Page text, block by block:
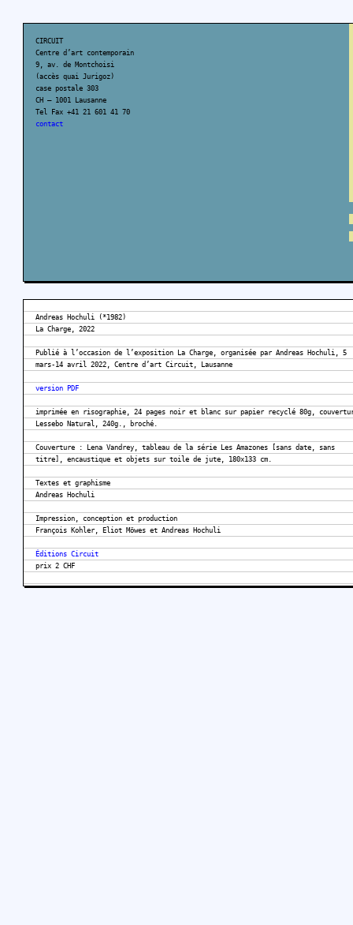
CIRCUIT
Centre d’art contemporain
9, av. de Montchoisi
(accès quai Jurigoz)
case postale 303
CH – 1001 Lausanne
Tel Fax +41 21 601 41 70
contact
Andreas Hochuli (*1982)
La Charge, 2022
Publié à l’occasion de l’exposition La Charge, organisée par Andreas Hochuli, 5
mars-14 avril 2022, Centre d’art Circuit, Lausanne
version PDF
imprimée en risographie, 24 pages noir et blanc sur papier recyclé 80g,
Lessebo Natural, 240g., broché.
Couverture : Lena Vandrey, tableau de la série Les Amazones [sans date, sans
titre], encaustique et objets sur toile de jute, 180x133 cm.
Textes et graphisme
Andreas Hochuli
Impression, conception et production
François Kohler, Eliot Möwes et Andreas Hochuli
Éditions Circuit
prix 2 CHF